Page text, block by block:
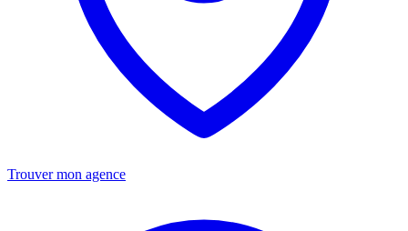
Trouver mon agence